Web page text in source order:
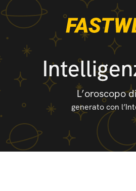
L’oroscopo
generato con